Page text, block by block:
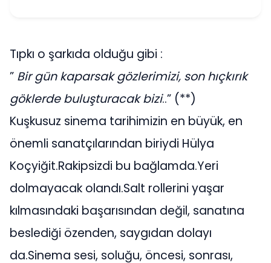
Tıpkı o şarkıda olduğu gibi :
” Bir gün kaparsak gözlerimizi, son hıçkırık
göklerde buluşturacak bizi..” (**)
Kuşkusuz sinema tarihimizin en büyük, en
önemli sanatçılarından biriydi Hülya
Koçyiğit.Rakipsizdi bu bağlamda.Yeri
dolmayacak olandı.Salt rollerini yaşar
kılmasındaki başarısından değil, sanatına
beslediği özenden, saygıdan dolayı
da.Sinema sesi, soluğu, öncesi, sonrası,